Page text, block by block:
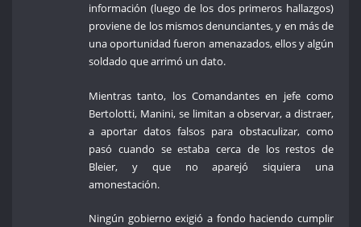
información (luego de los dos primeros hallazgos)
proviene de los mismos denunciantes, y en más de
una oportunidad fueron amenazados, ellos y algún
soldado que arrimó un dato.
Mientras tanto, los Comandantes en jefe como
Bertolotti, Manini, se limitan a observar, a distraer,
a aportar datos falsos para obstaculizar, como
pasó cuando se estaba cerca de los restos de
Bleier, y que no aparejó siquiera una
amonestación.
Ningún gobierno exigió a fondo haciendo cumplir